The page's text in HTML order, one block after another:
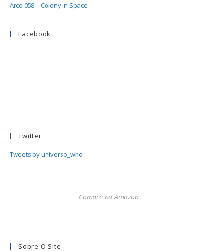
Arco 058 – Colony in Space
Facebook
Twitter
Tweets by universo_who
Compre na Amazon
Sobre O Site